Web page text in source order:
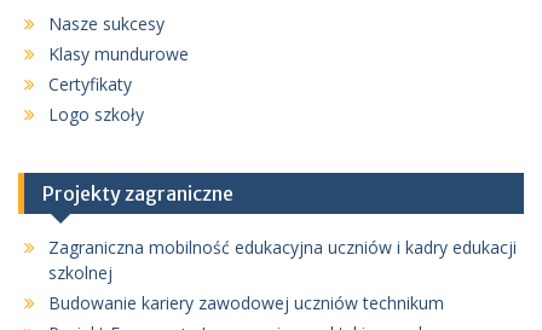
Nasze sukcesy
Klasy mundurowe
Certyfikaty
Logo szkoły
Projekty zagraniczne
Zagraniczna mobilność edukacyjna uczniów i kadry edukacji
szkolnej
Budowanie kariery zawodowej uczniów technikum